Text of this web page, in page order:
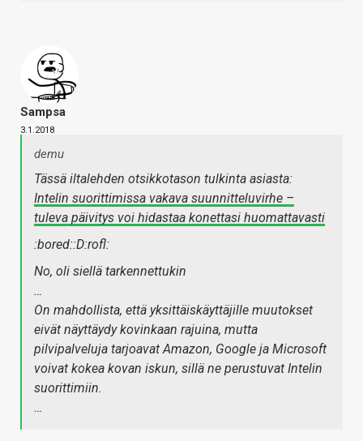
Sampsa
3.1.2018
demu
Tässä iltalehden otsikkotason tulkinta asiasta:
Intelin suorittimissa vakava suunnitteluvirhe –
tuleva päivitys voi hidastaa konettasi huomattavasti
:bored::D:rofl:
No, oli siellä tarkennettukin
…
On mahdollista, että yksittäiskäyttäjille muutokset
eivät näyttäydy kovinkaan rajuina, mutta
pilvipalveluja tarjoavat Amazon, Google ja Microsoft
voivat kokea kovan iskun, sillä ne perustuvat Intelin
suorittimiin.
…